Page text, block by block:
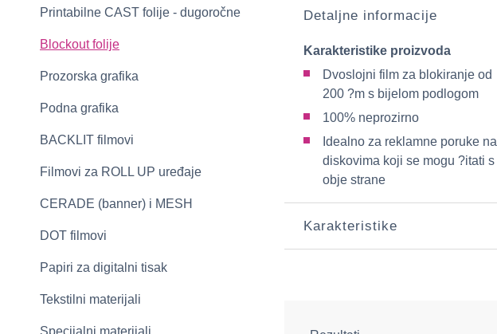
Printabilne CAST folije - dugoročne
Blockout folije
Prozorska grafika
Podna grafika
BACKLIT filmovi
Filmovi za ROLL UP uređaje
CERADE (banner) i MESH
DOT filmovi
Papiri za digitalni tisak
Tekstilni materijali
Specijalni materijali
Detaljne informacije
Karakteristike proizvoda
Dvoslojni film za blokiranje od
200 ?m s bijelom podlogom
100% neprozirno
Idealno za reklamne poruke na
diskovima koji se mogu ?itati s
obje strane
Karakteristike